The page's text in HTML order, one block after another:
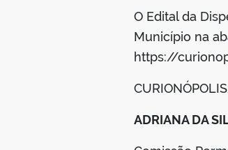
O Edital da
Município na
https://
ADRIANA DA